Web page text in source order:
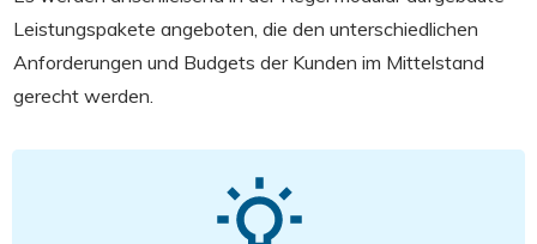
Leistungspakete angeboten, die den unterschiedlichen
Anforderungen und Budgets der Kunden im Mittelstand
gerecht werden.